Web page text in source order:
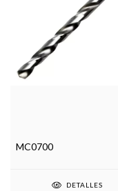
MC0700
DETALLES